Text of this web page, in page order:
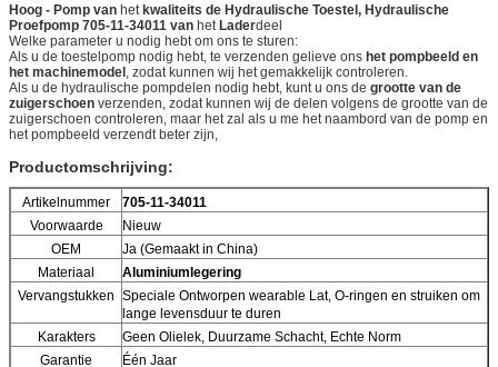
Hoog - Pomp van hetkwaliteits de Hydraulische Toestel, Hydraulische
Proefpomp 705-11-34011 van hetLaderdeel
Welke parameter u nodig hebt om ons te sturen:
Als u de toestelpomp nodig hebt, te verzenden gelieve ons het pompbeeld en
het machinemodel, zodat kunnen wij het gemakkelijk controleren.
Als u de hydraulische pompdelen nodig hebt, kunt u ons de grootte van de
zuigerschoen verzenden, zodat kunnen wij de delen volgens de grootte van de
zuigerschoen controleren, maar het zal als u me het naambord van de pomp en
het pompbeeld verzendt beter zijn,
Productomschrijving:
Artikelnummer
705-11-34011
Voorwaarde
Nieuw
OEM
Ja (Gemaakt in China)
Materiaal
Aluminiumlegering
Vervangstukken Speciale Ontworpen wearable Lat, O-ringen en struiken om
lange levensduur te duren
Karakters
Geen Olielek, Duurzame Schacht, Echte Norm
Garantie
Één Jaar